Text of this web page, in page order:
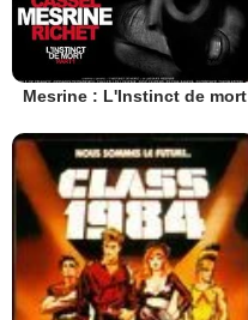
Mesrine : L'Instinct de mort